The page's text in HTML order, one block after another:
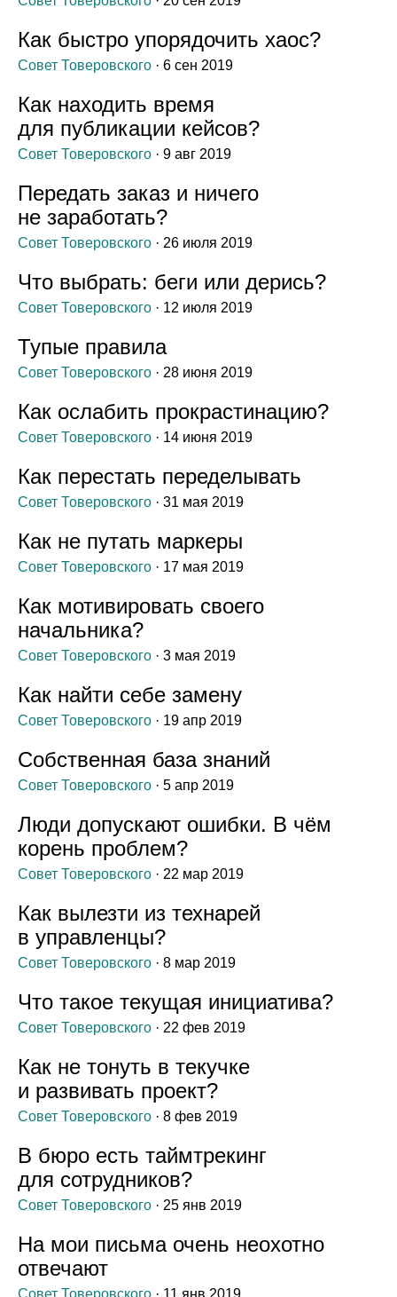
Как быстро упорядочить хаос?
Совет Товеровского · 6 сен 2019
Как находить время
для публикации кейсов?
Совет Товеровского · 9 авг 2019
Передать заказ и ничего
не заработать?
Совет Товеровского · 26 июля 2019
Что выбрать: беги или дерись?
Совет Товеровского · 12 июля 2019
Тупые правила
Совет Товеровского · 28 июня 2019
Как ослабить прокрастинацию?
Совет Товеровского · 14 июня 2019
Как перестать переделывать
Совет Товеровского · 31 мая 2019
Как не путать маркеры
Совет Товеровского · 17 мая 2019
Как мотивировать своего
начальника?
Совет Товеровского · 3 мая 2019
Как найти себе замену
Совет Товеровского · 19 апр 2019
Собственная база знаний
Совет Товеровского · 5 апр 2019
Люди допускают ошибки. В чём
корень проблем?
Совет Товеровского · 22 мар 2019
Как вылезти из технарей
в управленцы?
Совет Товеровского · 8 мар 2019
Что такое текущая инициатива?
Совет Товеровского · 22 фев 2019
Как не тонуть в текучке
и развивать проект?
Совет Товеровского · 8 фев 2019
В бюро есть таймтрекинг
для сотрудников?
Совет Товеровского · 25 янв 2019
На мои письма очень неохотно
отвечают
Совет Товеровского · 11 янв 2019